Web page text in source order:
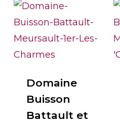
Domaine
Buisson
Battault et